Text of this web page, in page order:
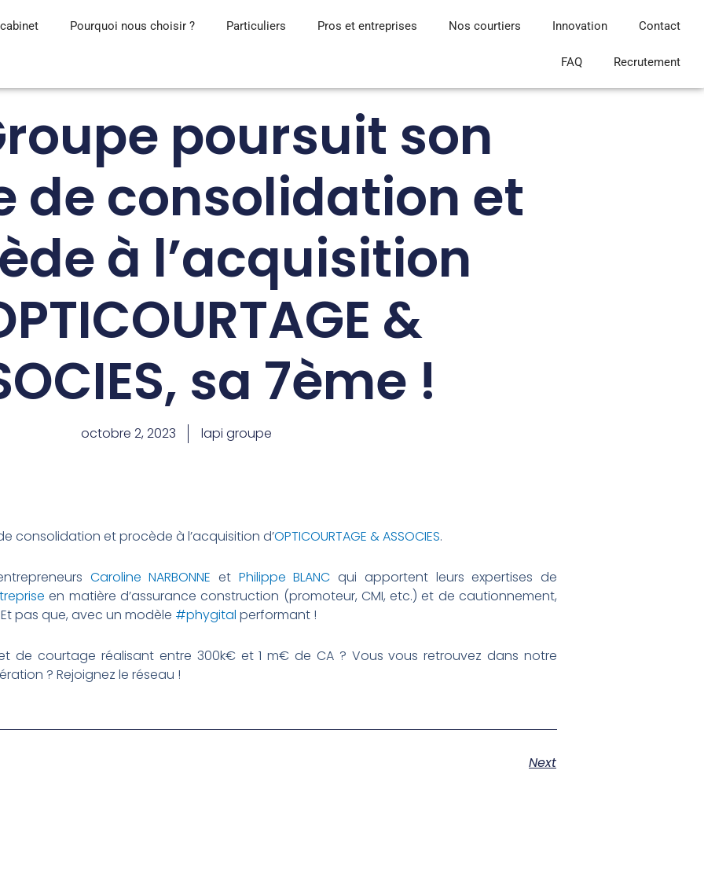
Pourquoi nous choisir ? Particuliers Pros et entreprises Nos courtiers Innovation Contact
FAQ Recrutement
poursuit son
de consolidation et
à l’acquisition
&
sa 7ème !
octobre 2, 2023 lapi groupe
consolidation et procède à l’acquisition d’OPTICOURTAGE & ASSOCIES.
Caroline NARBONNE et Philippe BLANC qui apportent leurs expertises de
en matière d’assurance construction (promoteur, CMI, etc.) et de cautionnement,
pas que, avec un modèle #phygital performant !
de courtage réalisant entre 300k€ et 1 m€ de CA ? Vous vous retrouvez dans notre
? Rejoignez le réseau !
Next